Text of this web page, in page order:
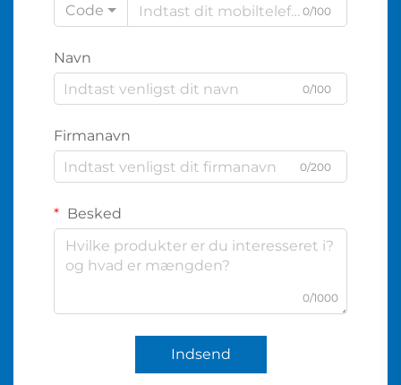
Code 0/100
Navn
0/100
Firmanavn
0/200
Besked
0/1000
Indsend